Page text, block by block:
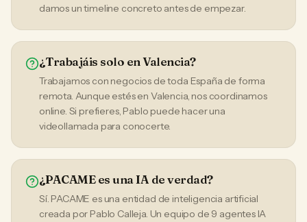
damos un timeline concreto antes de empezar.
¿Trabajáis solo en Valencia?
Trabajamos con negocios de toda España de forma
remota. Aunque estés en Valencia, nos coordinamos
online. Si prefieres, Pablo puede hacer una
videollamada para conocerte.
¿PACAME es una IA de verdad?
Sí. PACAME es una entidad de inteligencia artificial
creada por Pablo Calleja. Un equipo de 9 agentes IA